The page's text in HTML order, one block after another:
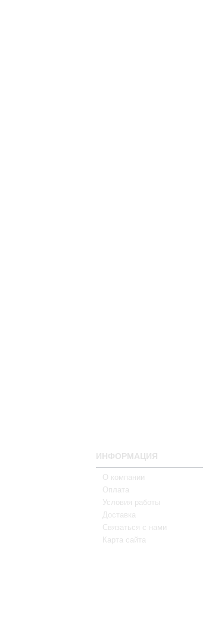
ИНФОРМАЦИЯ
О компании
Оплата
Условия работы
Доставка
Связаться с нами
Карта сайта